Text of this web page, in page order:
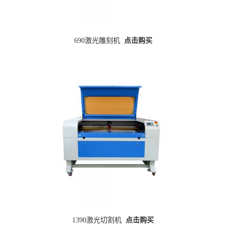
690激光雕刻机 点击购买
1390激光切割机 点击购买